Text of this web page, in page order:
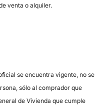
venta o alquiler.
se encuentra vigente, no se
sólo al comprador que
de Vivienda que cumple